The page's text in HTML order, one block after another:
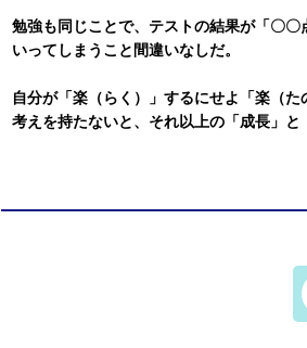
勉強も同じことで、テストの結果が「〇
いってしまうこと間違いなしだ。
自分が「楽（らく）」するにせよ「楽（
考えを持たないと、それ以上の「成長」と